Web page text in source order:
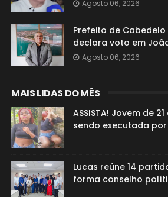
Agosto 06, 2026
Prefeito de Cabedelo
declara voto em
Agosto 06, 2026
MAIS LIDAS DO MÊS
ASSISTA! Jovem de
sendo executada
Lucas reúne 14
forma conselho